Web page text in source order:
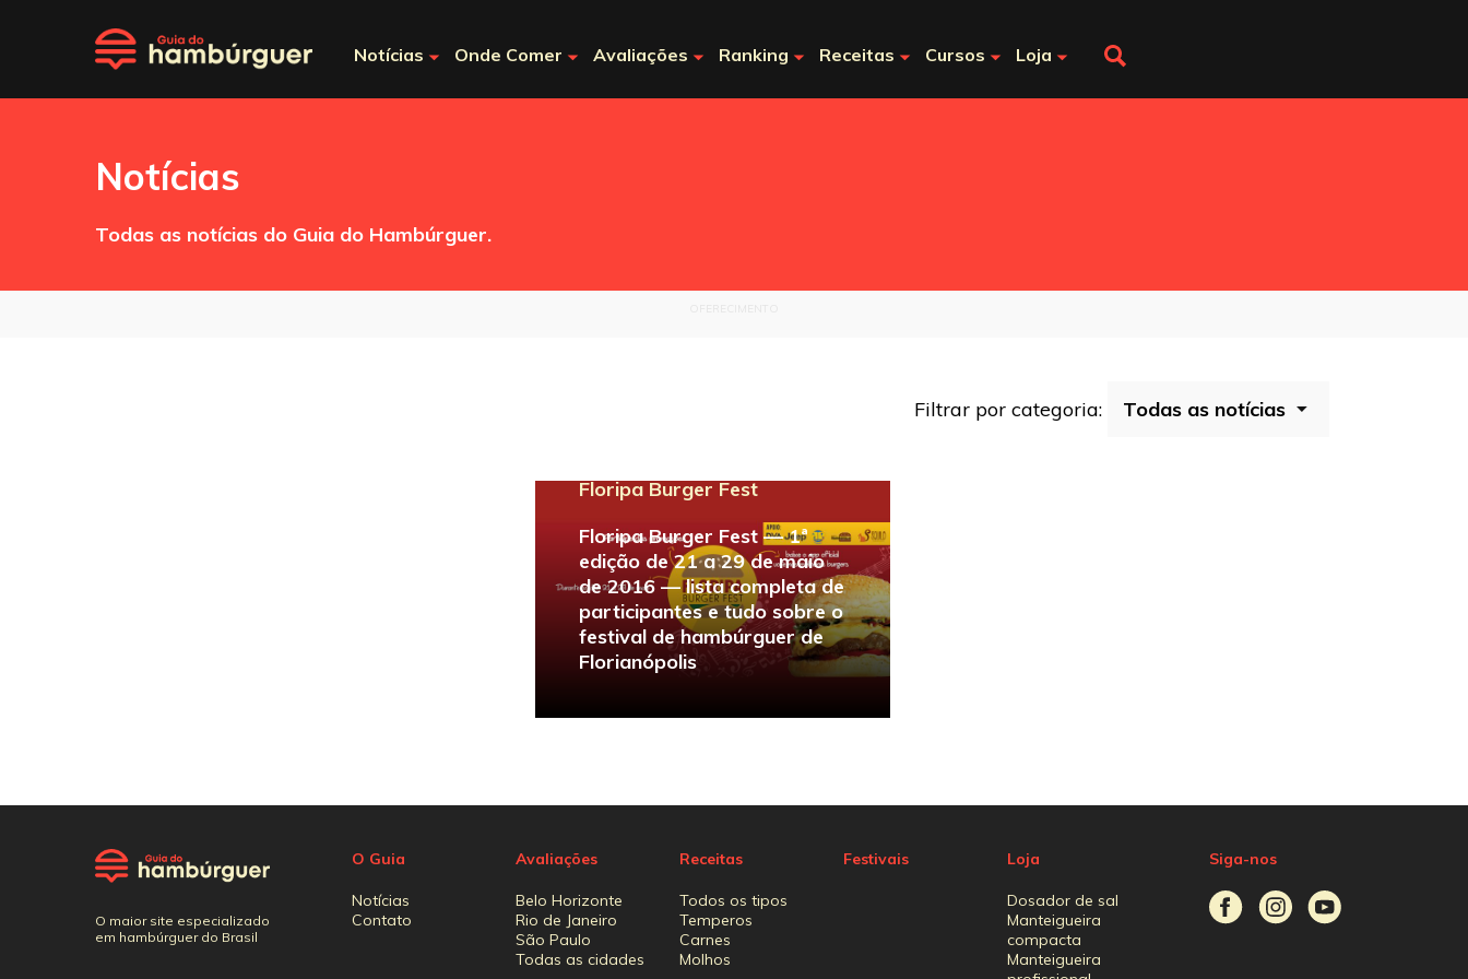
Notícias Onde Comer Avaliações Ranking Receitas Cursos Loja
Notícias
Todas as notícias do Guia do Hambúrguer.
Filtrar por categoria:
Floripa Burger Fest
Floripa Burger Fest — 1ª
edição de 21 a 29 de maio
de 2016 — lista completa de
participantes e tudo sobre o
festival de hambúrguer de
Florianópolis
O maior site especializado
em hambúrguer do Brasil
O Guia
Notícias
Contato
Avaliações
Belo Horizonte
Rio de Janeiro
São Paulo
Todas as cidades
Receitas
Todos os tipos
Temperos
Carnes
Molhos
Festivais Loja
Dosador de sal
Manteigueira
compacta
Manteigueira
Siga-nos